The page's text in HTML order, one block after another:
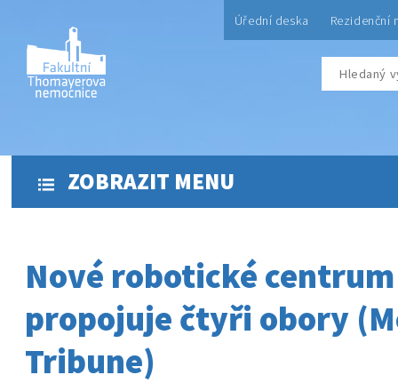
Úřední deska Rezidenční
ZOBRAZIT MENU
Nové robotické centrum
propojuje čtyři obory
Tribune)